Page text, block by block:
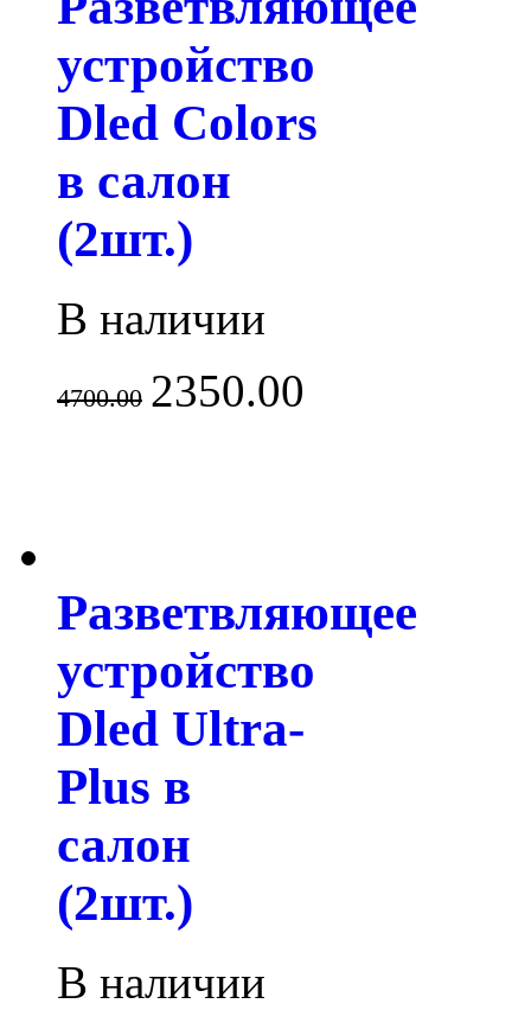
устройство
Dled Colors
в салон
(2шт.)
В наличии
4700.00 2350.00
Разветвляющее
устройство
Dled Ultra-
Plus в
салон
(2шт.)
В наличии